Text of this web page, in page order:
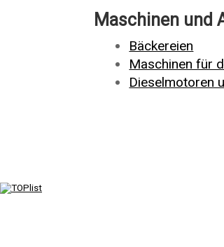
Maschinen und
Bäckereien
Maschinen für
Dieselmotoren